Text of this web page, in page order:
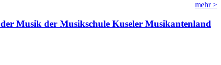
mehr >
Musik der Musikschule Kuseler Musikantenland